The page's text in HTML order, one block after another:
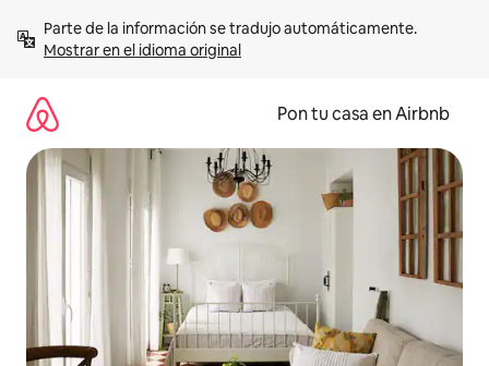
contenidoMostrar en el idioma original
Pon tu casa en Airbnb